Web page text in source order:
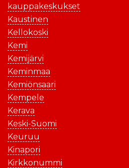
kauppakeskukset
Kaustinen
Kellokoski
Kemi
Kemijärvi
Keminmaa
Kemiönsaari
Kempele
Kerava
Keski-Suomi
Keuruu
Kinapori
Kirkkonummi